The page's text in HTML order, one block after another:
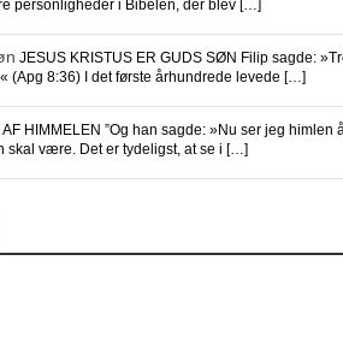
personligheder i Bibelen, der blev […]
JESUS KRISTUS ER GUDS SØN Filip sagde:
(Apg 8:36) I det første århundrede levede […]
AF HIMMELEN ”Og han sagde: »Nu ser jeg
skal være. Det er tydeligst, at se i […]